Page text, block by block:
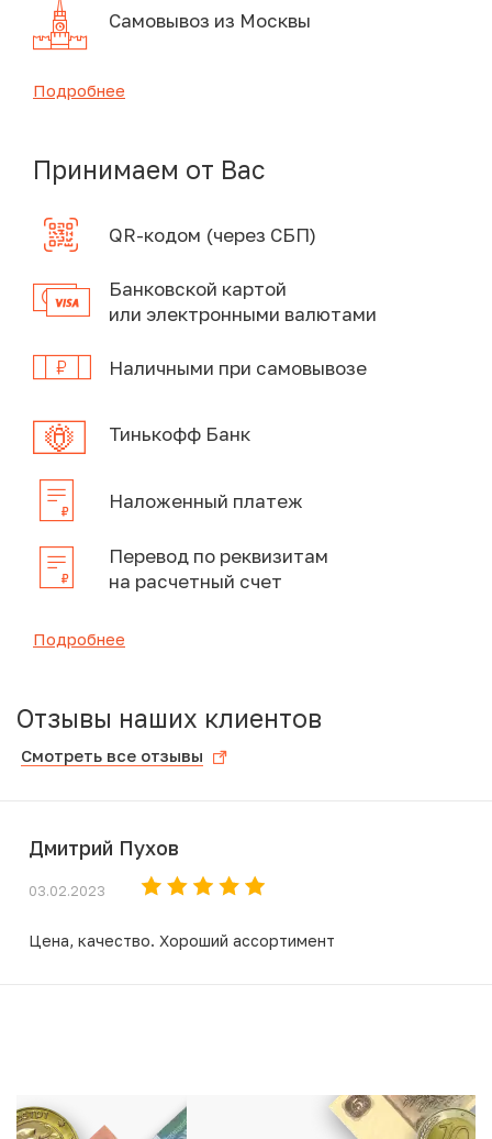
Самовывоз из Москвы
Подробнее
Принимаем от Вас
QR-кодом (через СБП)
Банковской картой
или электронными валютами
Наличными при самовывозе
Тинькофф Банк
Наложенный платеж
Перевод по реквизитам
на расчетный счет
Подробнее
Отзывы наших клиентов
Смотреть все отзывы
Дмитрий Пухов
03.02.2023
Цена, качество. Хороший ассортимент